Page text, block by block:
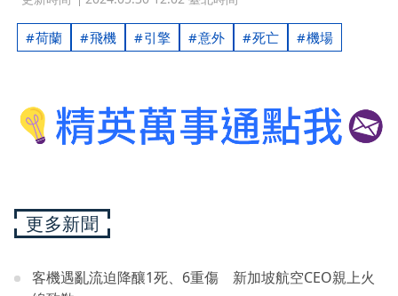
荷蘭 飛機 引擎 意外 死亡 機場
更多新聞
客機遇亂流迫降釀1死、6重傷 新加坡航空CEO親上火